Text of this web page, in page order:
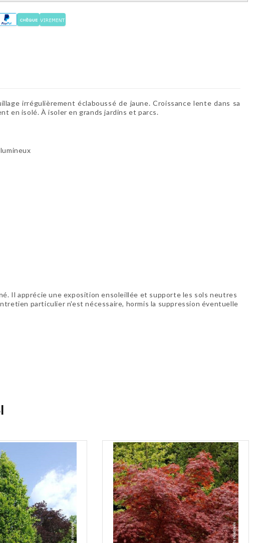
irrégulièrement éclaboussé de jaune. Croissance lente dans sa
en isolé. À isoler en grands jardins et parcs.
Il apprécie une exposition ensoleillée et supporte les sols neutres
particulier n'est nécessaire, hormis la suppression éventuelle